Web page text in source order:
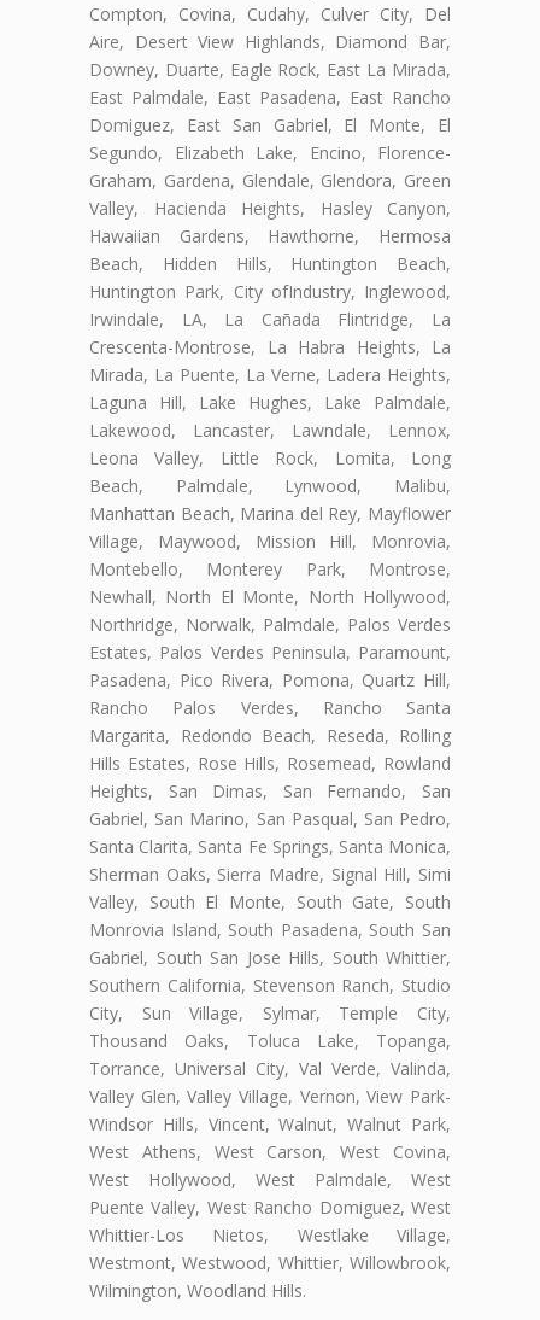
Compton, Covina, Cudahy, Culver City, Del
Aire, Desert View Highlands, Diamond Bar,
Downey, Duarte, Eagle Rock, East La Mirada,
East Palmdale, East Pasadena, East Rancho
Domiguez, East San Gabriel, El Monte, El
Segundo, Elizabeth Lake, Encino, Florence-
Graham, Gardena, Glendale, Glendora, Green
Valley, Hacienda Heights, Hasley Canyon,
Hawaiian Gardens, Hawthorne, Hermosa
Beach, Hidden Hills, Huntington Beach,
Huntington Park, City ofIndustry, Inglewood,
Irwindale, LA, La Cañada Flintridge, La
Crescenta-Montrose, La Habra Heights, La
Mirada, La Puente, La Verne, Ladera Heights,
Laguna Hill, Lake Hughes, Lake Palmdale,
Lakewood, Lancaster, Lawndale, Lennox,
Leona Valley, Little Rock, Lomita, Long
Beach, Palmdale, Lynwood, Malibu,
Manhattan Beach, Marina del Rey, Mayflower
Village, Maywood, Mission Hill, Monrovia,
Montebello, Monterey Park, Montrose,
Newhall, North El Monte, North Hollywood,
Northridge, Norwalk, Palmdale, Palos Verdes
Estates, Palos Verdes Peninsula, Paramount,
Pasadena, Pico Rivera, Pomona, Quartz Hill,
Rancho Palos Verdes, Rancho Santa
Margarita, Redondo Beach, Reseda, Rolling
Hills Estates, Rose Hills, Rosemead, Rowland
Heights, San Dimas, San Fernando, San
Gabriel, San Marino, San Pasqual, San Pedro,
Santa Clarita, Santa Fe Springs, Santa Monica,
Sherman Oaks, Sierra Madre, Signal Hill, Simi
Valley, South El Monte, South Gate, South
Monrovia Island, South Pasadena, South San
Gabriel, South San Jose Hills, South Whittier,
Southern California, Stevenson Ranch, Studio
City, Sun Village, Sylmar, Temple City,
Thousand Oaks, Toluca Lake, Topanga,
Torrance, Universal City, Val Verde, Valinda,
Valley Glen, Valley Village, Vernon, View Park-
Windsor Hills, Vincent, Walnut, Walnut Park,
West Athens, West Carson, West Covina,
West Hollywood, West Palmdale, West
Puente Valley, West Rancho Domiguez, West
Whittier-Los Nietos, Westlake Village,
Westmont, Westwood, Whittier, Willowbrook,
Wilmington, Woodland Hills.